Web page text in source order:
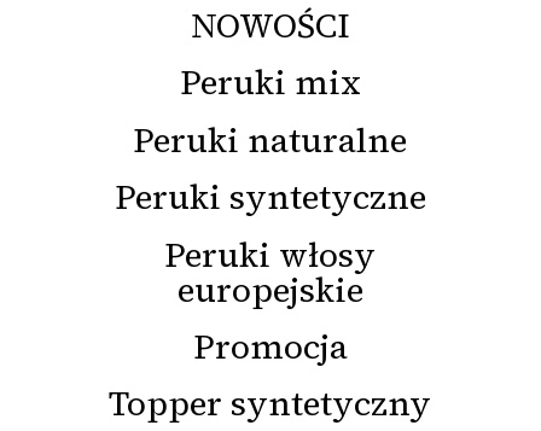
NOWOŚCI
Peruki mix
Peruki naturalne
Peruki syntetyczne
Peruki włosy
europejskie
Promocja
Topper syntetyczny